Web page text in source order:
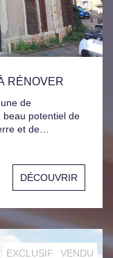
RÉNOVER
de
beau potentiel de
et de
notamment
comprend
jardin, ainsi que
importants
d'un
au
m² Logement à
Classe G
DÉCOUVRIR
EXCLUSIF VENDU